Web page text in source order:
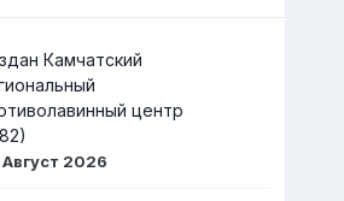
Камчатский
центр
2026